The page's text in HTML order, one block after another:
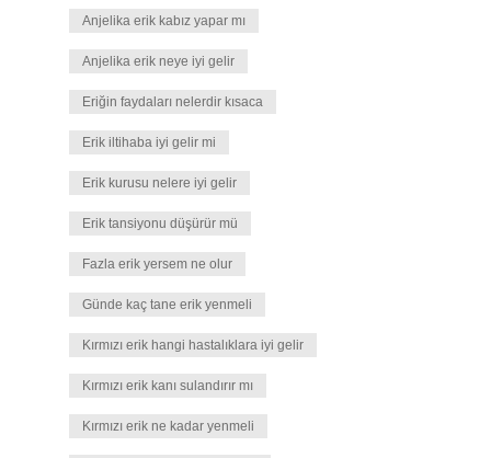
Anjelika erik kabız yapar mı
Anjelika erik neye iyi gelir
Eriğin faydaları nelerdir kısaca
Erik iltihaba iyi gelir mi
Erik kurusu nelere iyi gelir
Erik tansiyonu düşürür mü
Fazla erik yersem ne olur
Günde kaç tane erik yenmeli
Kırmızı erik hangi hastalıklara iyi gelir
Kırmızı erik kanı sulandırır mı
Kırmızı erik ne kadar yenmeli